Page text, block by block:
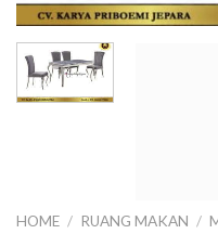
HOME / RUANG MAKAN /